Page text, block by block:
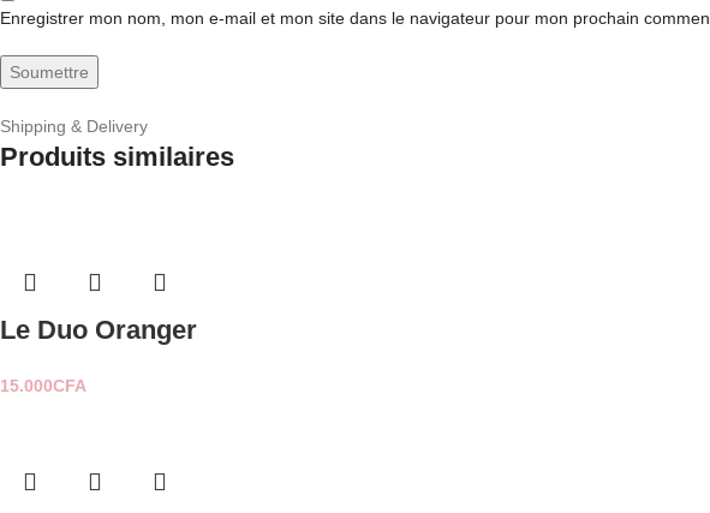
Enregistrer mon nom, mon e-mail et mon site dans le navigateur pour mon prochain
Shipping & Delivery
Produits similaires
Le Duo Oranger
15.000CFA